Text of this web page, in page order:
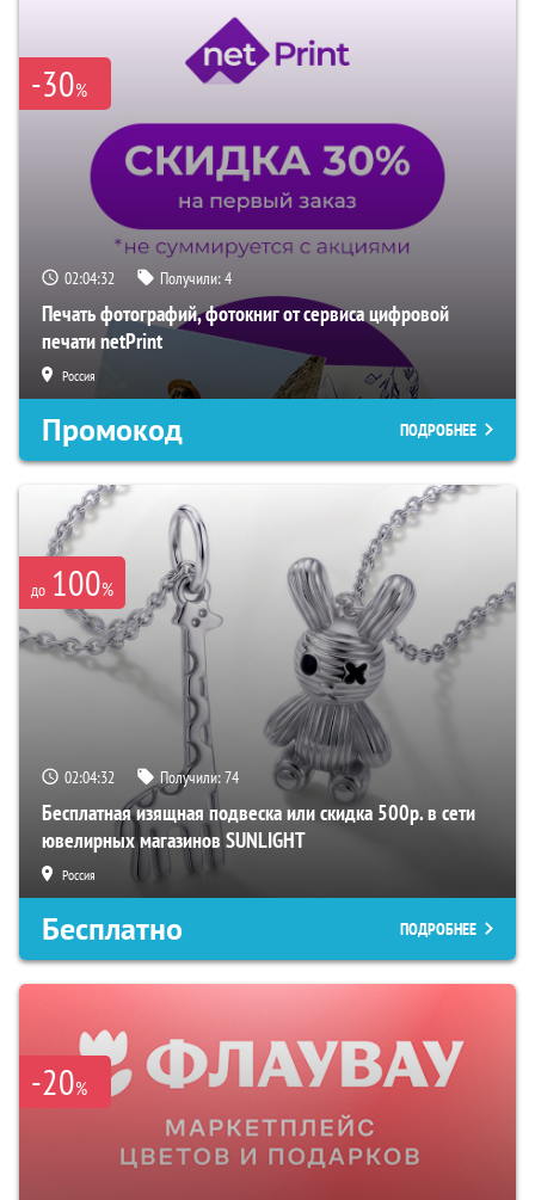
-30%
02:04:31 Получили:4
Печать фотографий, фотокниг от сервиса цифровой
печати netPrint
Россия
Промокод ПОДРОБНЕЕ
до 100%
02:04:31 Получили:74
Бесплатная изящная подвеска или скидка 500р. в сети
ювелирных магазинов SUNLIGHT
Россия
Бесплатно ПОДРОБНЕЕ
-20%